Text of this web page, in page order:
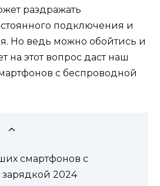
раздражать
подключения и
Но ведь можно обойтись и
на этот вопрос даст наш
с беспроводной
смартфонов с
2024